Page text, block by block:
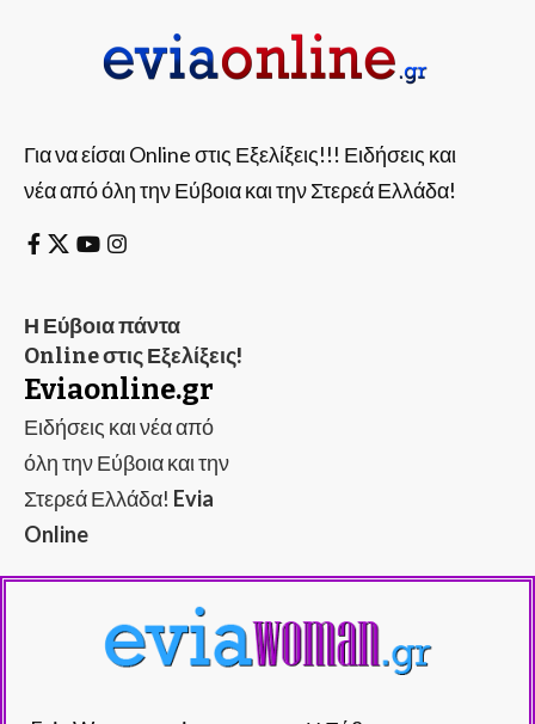
Για να είσαι Online στις Εξελίξεις!!! Ειδήσεις και
νέα από όλη την Εύβοια και την Στερεά Ελλάδα!
Η Εύβοια πάντα
Online στις Εξελίξεις!
Eviaonline.gr
Ειδήσεις και νέα από
όλη την Εύβοια και την
Στερεά Ελλάδα! Evia
Online